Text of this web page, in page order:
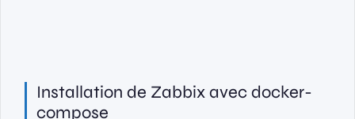
Installation de Zabbix avec docker-
compose